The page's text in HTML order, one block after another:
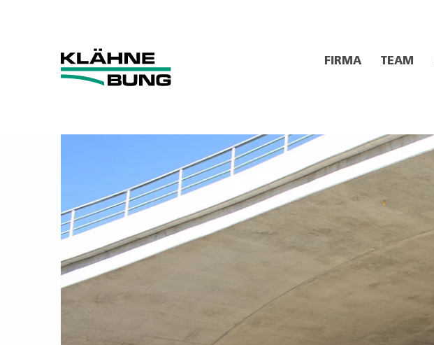
FIRMA TEAM